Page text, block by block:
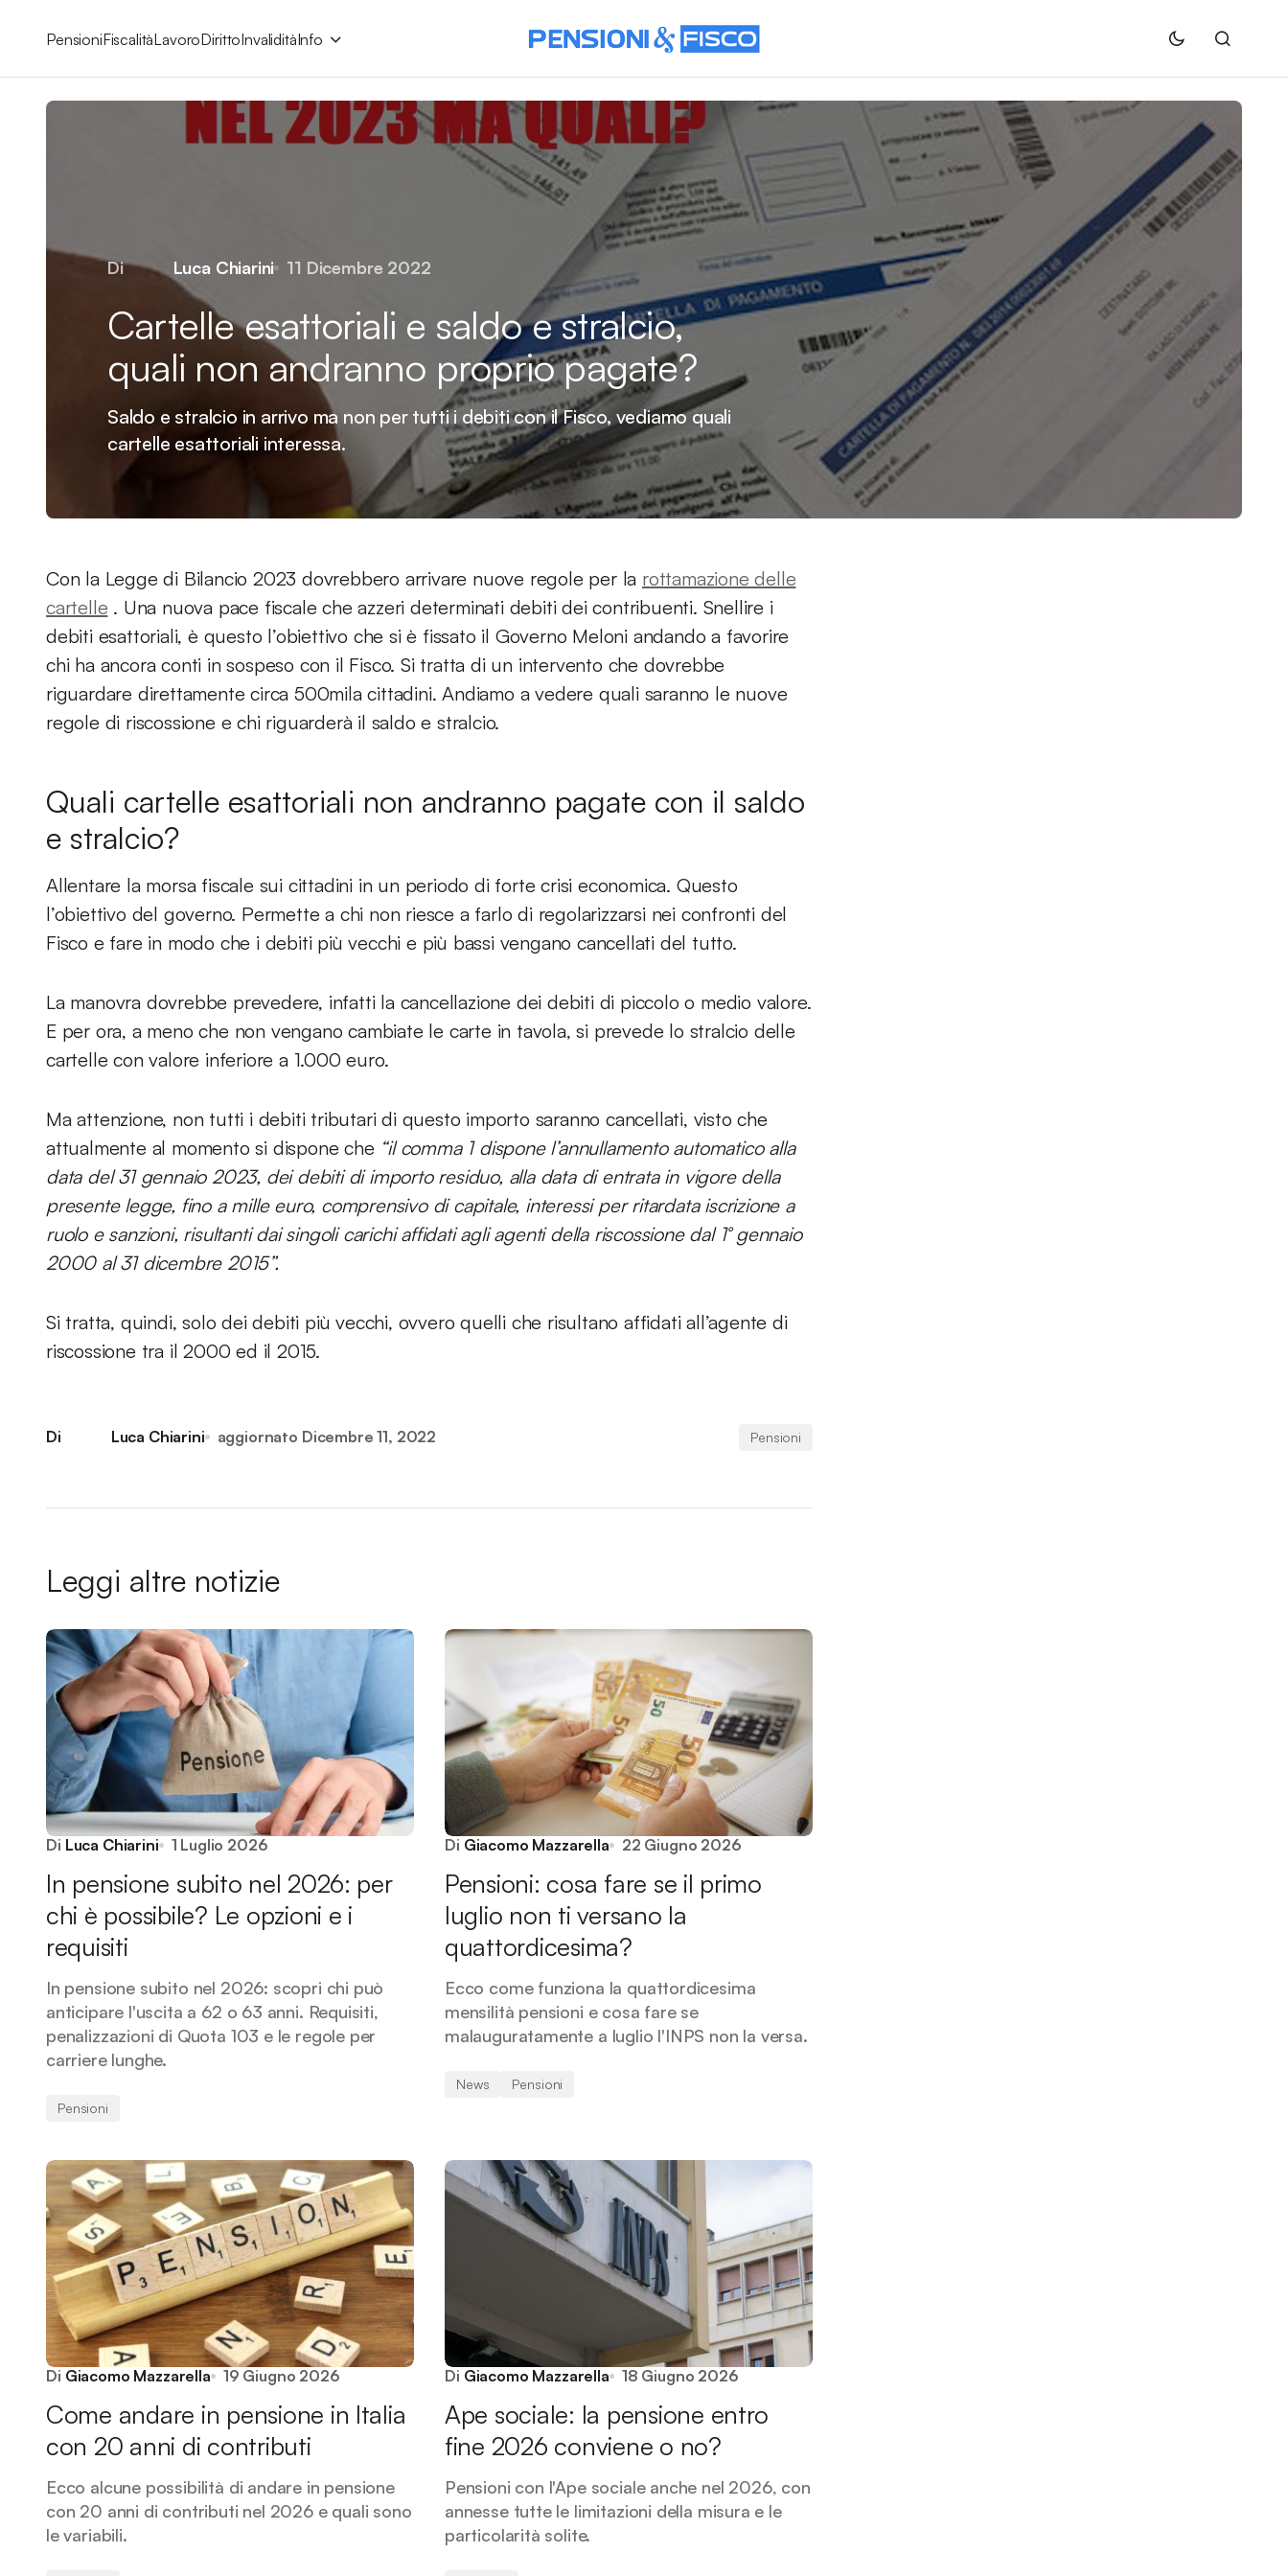
PensioniFiscalitàLavoroDirittoInvaliditàInfo
Di Luca Chiarini 11 Dicembre 2022
Cartelle esattoriali e saldo e stralcio,
quali non andranno proprio pagate?
Saldo e stralcio in arrivo ma non per tutti i debiti con il Fisco, vediamo quali
cartelle esattoriali interessa.
Con la Legge di Bilancio 2023 dovrebbero arrivare nuove regole per la rottamazione delle
cartelle . Una nuova pace fiscale che azzeri determinati debiti dei contribuenti. Snellire i
debiti esattoriali, è questo l’obiettivo che si è fissato il Governo Meloni andando a favorire
chi ha ancora conti in sospeso con il Fisco. Si tratta di un intervento che dovrebbe
riguardare direttamente circa 500mila cittadini. Andiamo a vedere quali saranno le nuove
regole di riscossione e chi riguarderà il saldo e stralcio.
Quali cartelle esattoriali non andranno pagate con il saldo
e stralcio?
Allentare la morsa fiscale sui cittadini in un periodo di forte crisi economica. Questo
l’obiettivo del governo. Permette a chi non riesce a farlo di regolarizzarsi nei confronti del
Fisco e fare in modo che i debiti più vecchi e più bassi vengano cancellati del tutto.
La manovra dovrebbe prevedere, infatti la cancellazione dei debiti di piccolo o medio valore.
E per ora, a meno che non vengano cambiate le carte in tavola, si prevede lo stralcio delle
cartelle con valore inferiore a 1.000 euro.
Ma attenzione, non tutti i debiti tributari di questo importo saranno cancellati, visto che
attualmente al momento si dispone che “il comma 1 dispone l’annullamento automatico alla
data del 31 gennaio 2023, dei debiti di importo residuo, alla data di entrata in vigore della
presente legge, fino a mille euro, comprensivo di capitale, interessi per ritardata iscrizione a
ruolo e sanzioni, risultanti dai singoli carichi affidati agli agenti della riscossione dal 1° gennaio
2000 al 31 dicembre 2015”.
Si tratta, quindi, solo dei debiti più vecchi, ovvero quelli che risultano affidati all’agente di
riscossione tra il 2000 ed il 2015.
Di Luca Chiarini aggiornato Dicembre 11, 2022 Pensioni
Leggi altre notizie
Di Luca Chiarini 1 Luglio 2026
In pensione subito nel 2026: per
chi è possibile? Le opzioni e i
requisiti
In pensione subito nel 2026: scopri chi può
anticipare l'uscita a 62 o 63 anni. Requisiti,
penalizzazioni di Quota 103 e le regole per
carriere lunghe.
Pensioni
Di Giacomo Mazzarella 22 Giugno 2026
Pensioni: cosa fare se il primo
luglio non ti versano la
quattordicesima?
Ecco come funziona la quattordicesima
mensilità pensioni e cosa fare se
malauguratamente a luglio l'INPS non la versa.
News Pensioni
Di Giacomo Mazzarella 19 Giugno 2026
Come andare in pensione in Italia
con 20 anni di contributi
Ecco alcune possibilità di andare in pensione
con 20 anni di contributi nel 2026 e quali sono
le variabili.
Di Giacomo Mazzarella 18 Giugno 2026
Ape sociale: la pensione entro
fine 2026 conviene o no?
Pensioni con l'Ape sociale anche nel 2026, con
annesse tutte le limitazioni della misura e le
particolarità solite.